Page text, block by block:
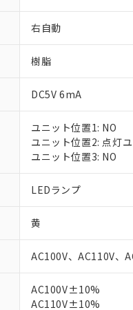
右自動
樹脂
DC5V 6mA
ユニット位置1: NO
ユニット位置2: 点灯
ユニット位置3: NO
LEDランプ
黄
AC100V、AC110V、
AC100V±10%
AC110V±10%
ご利用条件
※1 対応状況
対応予定なし：
調査・確認中：
非該当品：ライセ
仕入先様の事情に
※1 中国